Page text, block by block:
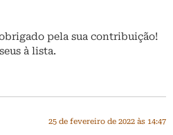
pela sua contribuição!
à lista.
25 de fevereiro de 2022 às 14:47